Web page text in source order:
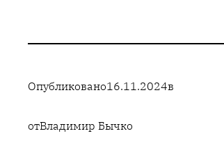
Опубликовано16.11.2024в
отВладимир Бычко